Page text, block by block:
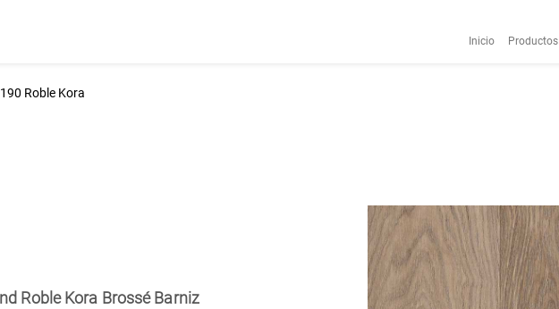
Inicio Productos
Roble Kora
Roble Kora Brossé Barniz